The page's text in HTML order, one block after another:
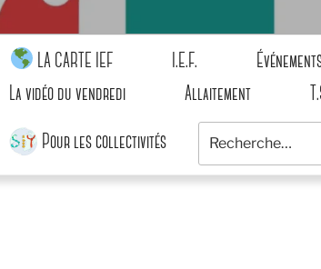
LA CARTE IEF I.E.F.
La vidéo du vendredi
Allaitement
Pour les collectivités
Recherche
pour